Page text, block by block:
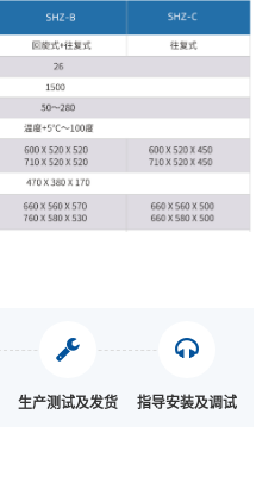
生产测试及发货 指导安装及调试